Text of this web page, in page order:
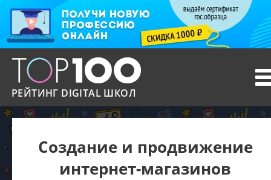
РЕЙТИНГ DIGITAL ШКОЛ
Создание и продвижение
интернет-магазинов